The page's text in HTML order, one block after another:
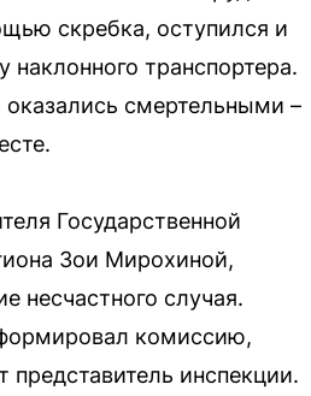
скребка, оступился и
транспортера.
смертельными –
Государственной
Зои Мирохиной,
несчастного случая.
комиссию,
представитель инспекции.